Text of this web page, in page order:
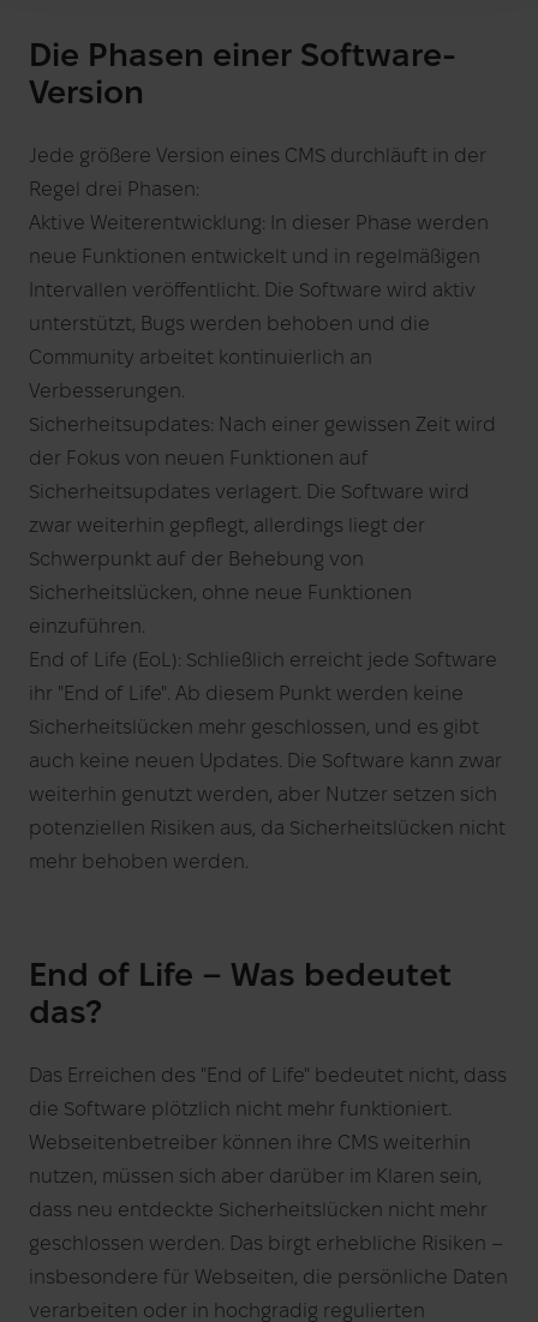
Die Phasen einer Software-
Version
Jede größere Version eines CMS durchläuft in der
Regel drei Phasen:
Aktive Weiterentwicklung: In dieser Phase werden
neue Funktionen entwickelt und in regelmäßigen
Intervallen veröffentlicht. Die Software wird aktiv
unterstützt, Bugs werden behoben und die
Community arbeitet kontinuierlich an
Verbesserungen.
Sicherheitsupdates: Nach einer gewissen Zeit wird
der Fokus von neuen Funktionen auf
Sicherheitsupdates verlagert. Die Software wird
zwar weiterhin gepflegt, allerdings liegt der
Schwerpunkt auf der Behebung von
Sicherheitslücken, ohne neue Funktionen
einzuführen.
End of Life (EoL): Schließlich erreicht jede Software
ihr "End of Life". Ab diesem Punkt werden keine
Sicherheitslücken mehr geschlossen, und es gibt
auch keine neuen Updates. Die Software kann zwar
weiterhin genutzt werden, aber Nutzer setzen sich
potenziellen Risiken aus, da Sicherheitslücken nicht
mehr behoben werden.
End of Life – Was bedeutet
das?
Das Erreichen des "End of Life" bedeutet nicht, dass
die Software plötzlich nicht mehr funktioniert.
Webseitenbetreiber können ihre CMS weiterhin
nutzen, müssen sich aber darüber im Klaren sein,
dass neu entdeckte Sicherheitslücken nicht mehr
geschlossen werden. Das birgt erhebliche Risiken –
insbesondere für Webseiten, die persönliche Daten
verarbeiten oder in hochgradig regulierten